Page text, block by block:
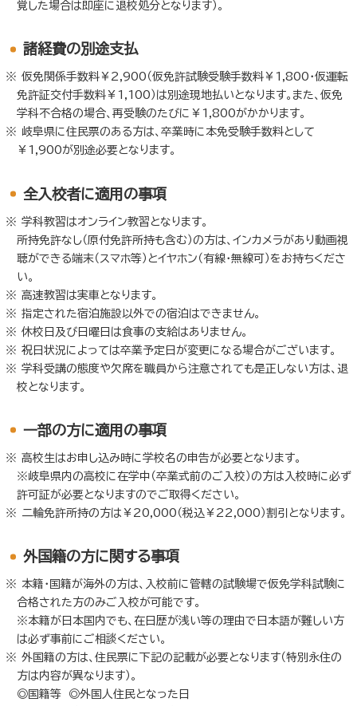
覚した場合は即座に退校処分となります）。
諸経費の別途支払
仮免関係手数料￥2,900（仮免許試験受験手数料￥1,800・仮運転
免許証交付手数料￥1,100）は別途現地払いとなります。また、仮免
学科不合格の場合、再受験のたびに￥1,800がかかります。
岐阜県に住民票のある方は、卒業時に本免受験手数料として
￥1,900が別途必要となります。
全入校者に適用の事項
学科教習はオンライン教習となります。
所持免許なし（原付免許所持も含む）の方は、インカメラがあり動画視
聴ができる端末（スマホ等）とイヤホン（有線・無線可）をお持ちくださ
い。
高速教習は実車となります。
指定された宿泊施設以外での宿泊はできません。
休校日及び日曜日は食事の支給はありません。
祝日状況によっては卒業予定日が変更になる場合がございます。
学科受講の態度や欠席を職員から注意されても是正しない方は、退
校となります。
⼀部の方に適用の事項
高校生はお申し込み時に学校名の申告が必要となります。
※岐阜県内の高校に在学中（卒業式前のご入校）の方は入校時に必ず
許可証が必要となりますのでご取得ください。
二輪免許所持の方は￥20,000（税込￥22,000）割引となります。
外国籍の方に関する事項
本籍・国籍が海外の方は、入校前に管轄の試験場で仮免学科試験に
合格された方のみご入校が可能です。
※本籍が日本国内でも、在日歴が浅い等の理由で日本語が難しい方
は必ず事前にご相談ください。
外国籍の方は、住民票に下記の記載が必要となります（特別永住の
方は内容が異なります）。
◎国籍等 ◎外国人住民となった日